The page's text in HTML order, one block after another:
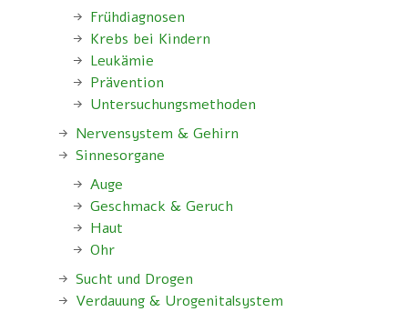
Frühdiagnosen
Krebs bei Kindern
Leukämie
Prävention
Untersuchungsmethoden
Nervensystem & Gehirn
Sinnesorgane
Auge
Geschmack & Geruch
Haut
Ohr
Sucht und Drogen
Verdauung & Urogenitalsystem